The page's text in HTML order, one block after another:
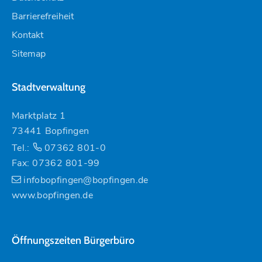
Barrierefreiheit
Kontakt
Sitemap
Stadtverwaltung
Marktplatz 1
73441 Bopfingen
Tel.:
07362 801-0
Fax: 07362 801-99
infobopfingen@bopfingen.de
www.bopfingen.de
Öffnungszeiten Bürgerbüro